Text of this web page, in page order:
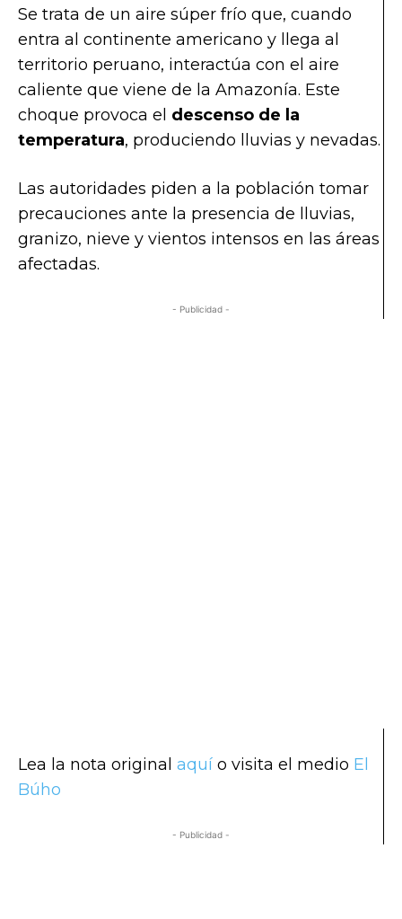
Se trata de un aire súper frío que, cuando
entra al continente americano y llega al
territorio peruano, interactúa con el aire
caliente que viene de la Amazonía. Este
choque provoca el descenso de la
temperatura, produciendo lluvias y nevadas.
Las autoridades piden a la población tomar
precauciones ante la presencia de lluvias,
granizo, nieve y vientos intensos en las áreas
afectadas.
- Publicidad -
Lea la nota original aquí o visita el medio El
Búho
- Publicidad -